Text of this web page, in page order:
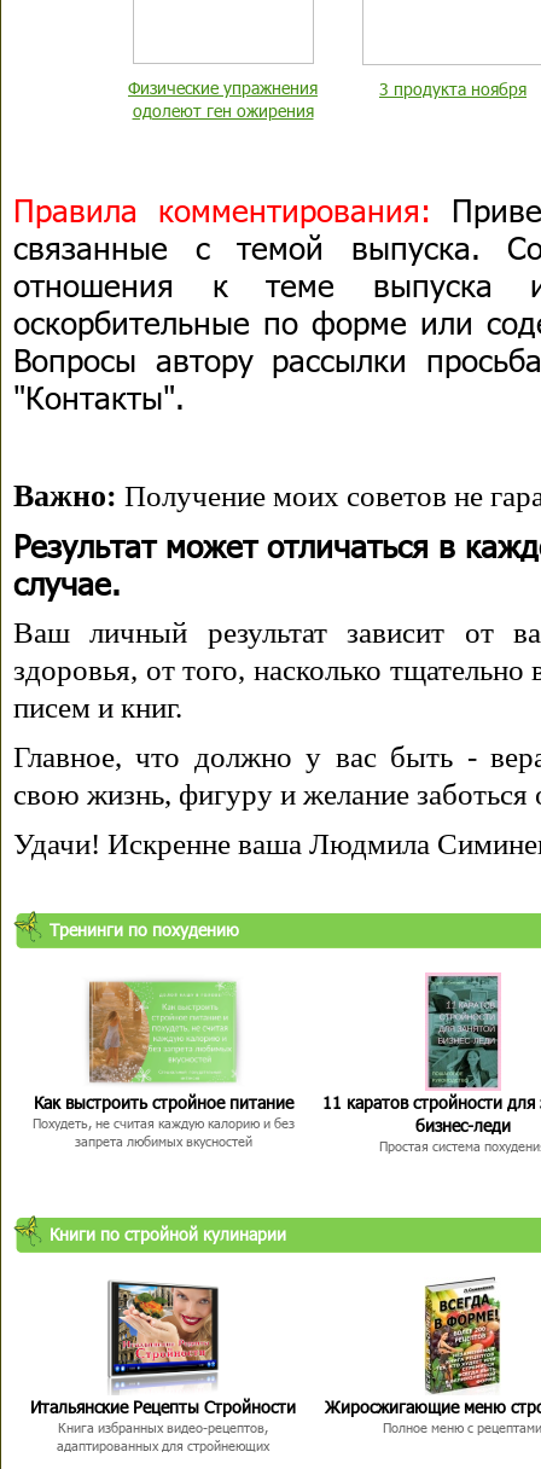
Физические упражнения
одолеют ген ожирения
3 продукта ноября
Правила комментирования:
связанные с темой выпуска.
отношения к теме выпуска
оскорбительные по форме или
Вопросы автору рассылки
"Контакты".
Важно: Получение моих советов не
Результат может отличаться в
случае.
Ваш личный результат зависит от
здоровья, от того, насколько
писем и книг.
Главное, что должно у вас быть -
свою жизнь, фигуру и желание заботься
Удачи! Искренне ваша Людмила
Тренинги по похудению
Как выстроить стройное питание
Похудеть, не считая каждую калорию и без
запрета любимых вкусностей
11 каратов стройности для
бизнес-леди
Простая система
Книги по стройной кулинарии
Итальянские Рецепты Стройности
Книга избранных видео-рецептов,
адаптированных для стройнеющих
Жиросжигающие меню
Полное меню с рецептами